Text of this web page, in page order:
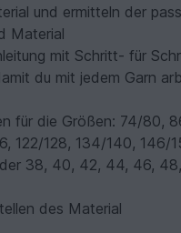
und ermitteln der
Material
mit Schritt- für
du mit jedem Garn
für die Größen: 74/80,
122/128, 134/140, 146/
38, 40, 42, 44, 46,
des Material